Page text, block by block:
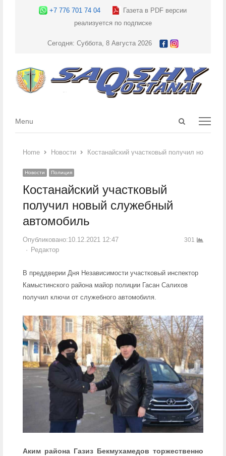
+7 776 701 74 04
Газета в PDF версии
реализуется по подписке
Сегодня: Суббота, 8 Августа 2026
Open
Menu
Menu
Home Новости Костанайский участковый получил новый
Новости Полиция
Костанайский участковый
получил новый служебный
автомобиль
Опубликовано:10.12.2021 12:47
Author
Редактор
301
В преддверии Дня Независимости участковый инспектор
Камыстинского района майор полиции Гасан Салихов
получил ключи от служебного автомобиля.
Аким района Газиз Бекмухамедов торжественно